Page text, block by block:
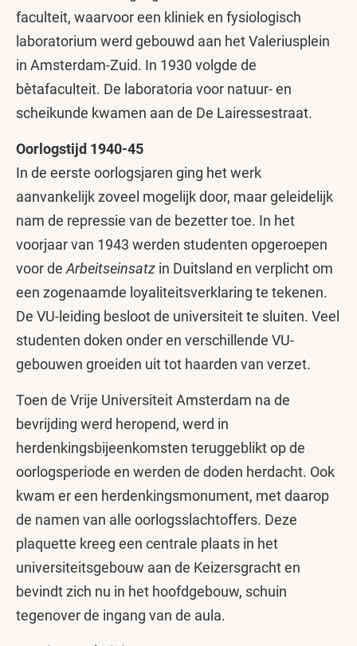
faculteit, waarvoor een kliniek en fysiologisch
laboratorium werd gebouwd aan het Valeriusplein
in Amsterdam-Zuid. In 1930 volgde de
bètafaculteit. De laboratoria voor natuur- en
scheikunde kwamen aan de De Lairessestraat.
Oorlogstijd 1940-45
In de eerste oorlogsjaren ging het werk
aanvankelijk zoveel mogelijk door, maar geleidelijk
nam de repressie van de bezetter toe. In het
voorjaar van 1943 werden studenten opgeroepen
voor de Arbeitseinsatz in Duitsland en verplicht om
een zogenaamde loyaliteitsverklaring te tekenen.
De VU-leiding besloot de universiteit te sluiten. Veel
studenten doken onder en verschillende VU-
gebouwen groeiden uit tot haarden van verzet.
Toen de Vrije Universiteit Amsterdam na de
bevrijding werd heropend, werd in
herdenkingsbijeenkomsten teruggeblikt op de
oorlogsperiode en werden de doden herdacht. Ook
kwam er een herdenkingsmonument, met daarop
de namen van alle oorlogsslachtoffers. Deze
plaquette kreeg een centrale plaats in het
universiteitsgebouw aan de Keizersgracht en
bevindt zich nu in het hoofdgebouw, schuin
tegenover de ingang van de aula.